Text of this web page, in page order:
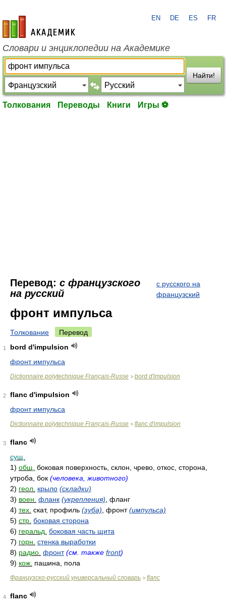
academic.ru
EN DE ES FR
Словари и энциклопедии на Академике
Найти!
Толкования Переводы Книги Игры ⚽
Перевод: с французского
на русский
с русского на
французский
фронт импульса
Толкование Перевод
1
bord d'impulsion
фронт импульса
Dictionnaire polytechnique Français-Russe > bord d'impulsion
2
flanc d'impulsion
фронт импульса
Dictionnaire polytechnique Français-Russe > flanc d'impulsion
3
flanc
сущ.
1) общ. боковая поверхность, склон, чрево, откос, сторона,
утроба, бок (человека, животного)
2) геол. крыло (складки)
3) воен. фланк (укрепления) , фланг
4) тех. скат, профиль (зуба) , фронт(импульса)
5) стр. боковая сторона
6) геральд. боковая часть щита
7) горн. стенка выработки
8) радио. фронт (см. также front)
9) кож. пашина, пола
Французско-русский универсальный словарь > flanc
4
flanc